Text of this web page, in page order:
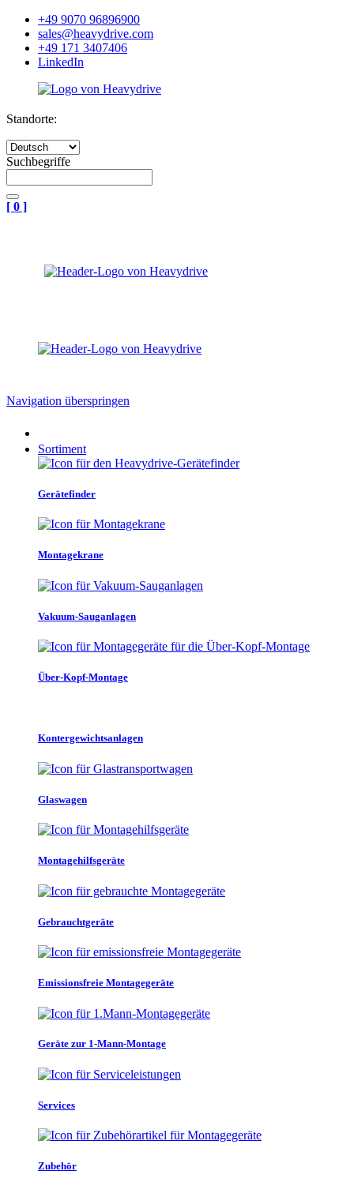
+49 9070 96896900
sales@heavydrive.com
+49 171 3407406
LinkedIn
Standorte:
Suchbegriffe
[ 0 ]
Navigation überspringen
Sortiment
Gerätefinder
Montagekrane
Vakuum-Sauganlagen
Über-Kopf-Montage
Kontergewichtsanlagen
Glaswagen
Montagehilfsgeräte
Gebrauchtgeräte
Emissionsfreie Montagegeräte
Geräte zur 1-Mann-Montage
Services
Zubehör